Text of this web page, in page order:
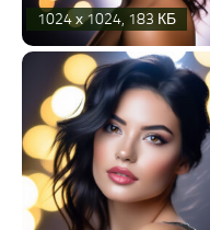
1024 х 1024, 183 КБ